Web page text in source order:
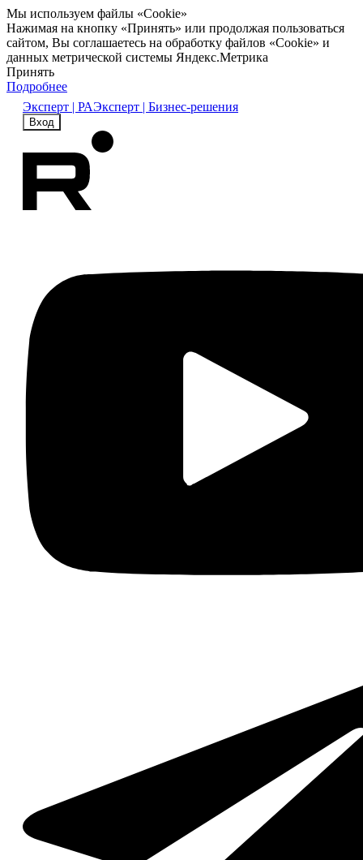
Мы используем файлы «Cookie»
Нажимая на кнопку «Принять» или продолжая пользоваться
сайтом, Вы соглашаетесь на обработку файлов «Cookie» и
данных метрической системы Яндекс.Метрика
Принять
Подробнее
Эксперт | РАЭксперт | Бизнес-решения
Вход